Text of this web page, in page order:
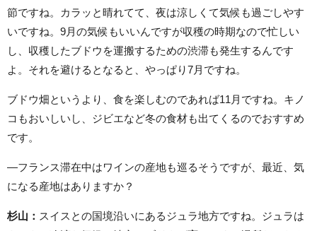
節ですね。カラッと晴れてて、夜は涼しくて気候も過ごしやす
いですね。9月の気候もいいんですが収穫の時期なので忙しい
し、収穫したブドウを運搬するための渋滞も発生するんです
よ。それを避けるとなると、やっぱり7月ですね。
ブドウ畑というより、食を楽しむのであれば11月ですね。キノ
コもおいしいし、ジビエなど冬の食材も出てくるのでおすすめ
です。
—フランス滞在中はワインの産地も巡るそうですが、最近、気
になる産地はありますか？
杉山： スイスとの国境沿いにあるジュラ地方ですね。ジュラは